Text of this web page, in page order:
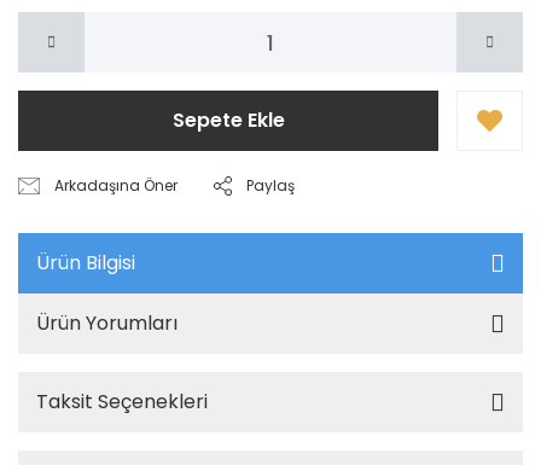
Sepete Ekle
Arkadaşına Öner Paylaş
Ürün Bilgisi
Ürün Yorumları
Taksit Seçenekleri